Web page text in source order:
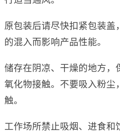
原包装后请尽快扣紧包装盖
的混入而影响产品性能。
储存在阴凉、干燥的地方，
氧化物接触。不要吸入粉尘
触。
工作场所禁止吸烟、进食和